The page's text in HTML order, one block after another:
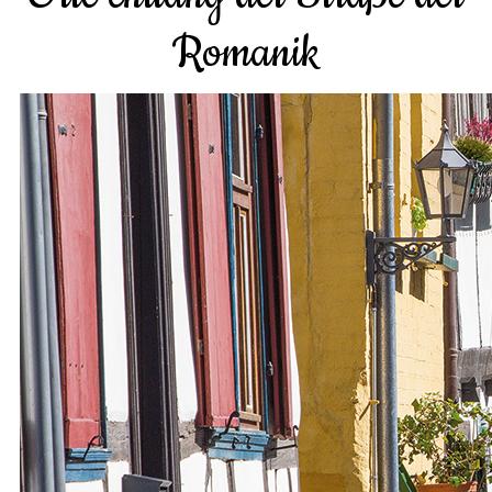
Romanik